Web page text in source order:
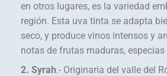
en otros lugares, es la variedad
región. Esta uva tinta se adapta
seco, y produce vinos intensos y
notas de frutas maduras, especias
2. Syrah.- Originaria del valle del